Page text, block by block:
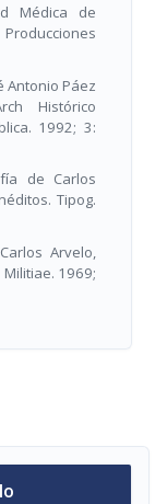
Médica de
Antonio Páez
Histórico
1992; 3:
de Carlos
Tipog.
Arvelo,
1969;